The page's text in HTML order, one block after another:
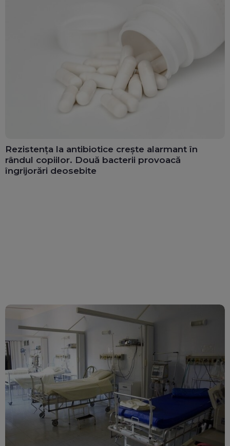
Rezistența la antibiotice crește alarmant în
rândul copiilor. Două bacterii provoacă
îngrijorări deosebite